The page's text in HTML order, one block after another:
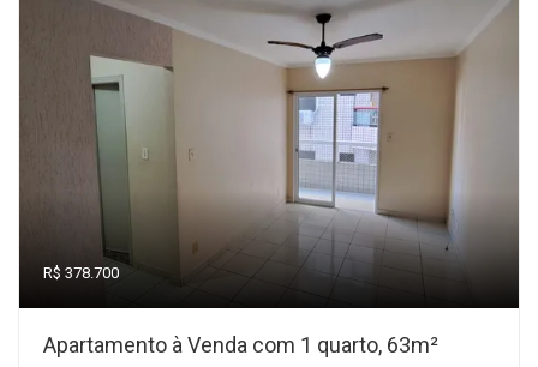
R$ 378.700
Apartamento à Venda com 1 quarto, 63m²